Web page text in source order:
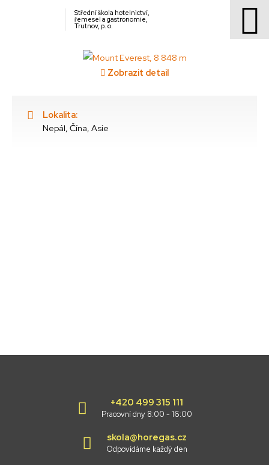
Střední škola hotelnictví,
řemesel a gastronomie,
Trutnov, p. o.
Zobrazit detail
Lokalita:
Nepál, Čína, Asie
+420 499 315 111
Pracovní dny 8:00 - 16:00
skola@horegas.cz
Odpovídáme každý den